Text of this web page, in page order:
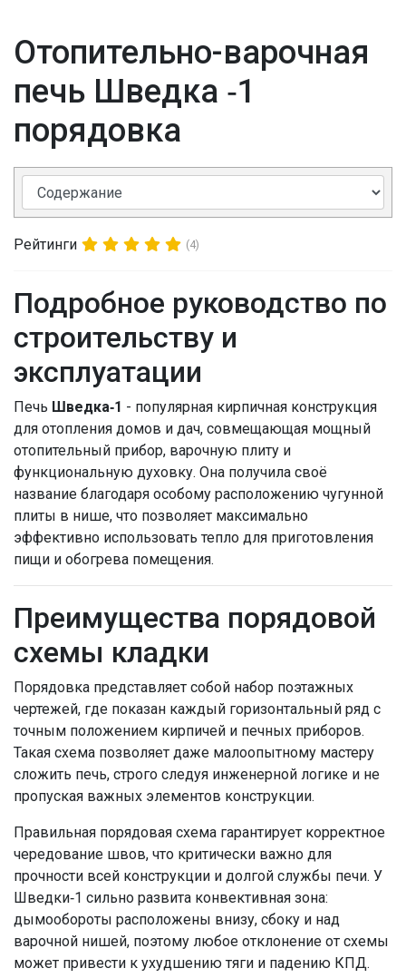
Отопительно-варочная
печь Шведка ‑1
порядовка
Рейтинги (4)
Подробное руководство по
строительству и
эксплуатации
Печь Шведка‑1 - популярная кирпичная конструкция
для отопления домов и дач, совмещающая мощный
отопительный прибор, варочную плиту и
функциональную духовку. Она получила своё
название благодаря особому расположению чугунной
плиты в нише, что позволяет максимально
эффективно использовать тепло для приготовления
пищи и обогрева помещения.
Преимущества порядовой
схемы кладки
Порядовка представляет собой набор поэтажных
чертежей, где показан каждый горизонтальный ряд с
точным положением кирпичей и печных приборов.
Такая схема позволяет даже малоопытному мастеру
сложить печь, строго следуя инженерной логике и не
пропуская важных элементов конструкции.
Правильная порядовая схема гарантирует корректное
чередование швов, что критически важно для
прочности всей конструкции и долгой службы печи. У
Шведки‑1 сильно развита конвективная зона:
дымообороты расположены внизу, сбоку и над
варочной нишей, поэтому любое отклонение от схемы
может привести к ухудшению тяги и падению КПД.